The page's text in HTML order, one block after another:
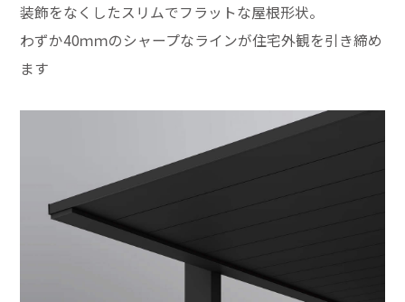
装飾をなくしたスリムでフラットな屋根形状。
わずか40ｍｍのシャープなラインが住宅外観を引き締め
ます